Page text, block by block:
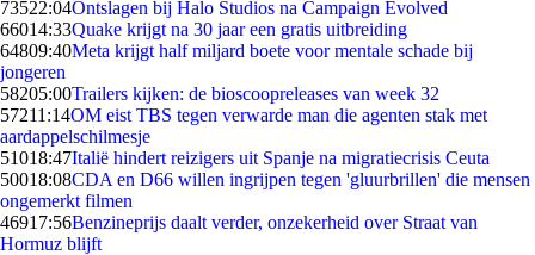
73522:04Ontslagen bij Halo Studios na Campaign Evolved
66014:33Quake krijgt na 30 jaar een gratis uitbreiding
64809:40Meta krijgt half miljard boete voor mentale schade bij
jongeren
58205:00Trailers kijken: de bioscoopreleases van week 32
57211:14OM eist TBS tegen verwarde man die agenten stak met
aardappelschilmesje
51018:47Italië hindert reizigers uit Spanje na migratiecrisis Ceuta
50018:08CDA en D66 willen ingrijpen tegen 'gluurbrillen' die mensen
ongemerkt filmen
46917:56Benzineprijs daalt verder, onzekerheid over Straat van
Hormuz blijft